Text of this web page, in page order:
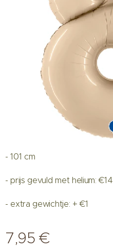
- 101 cm
- prijs gevuld met helium: €14
- extra gewichtje: + €1
7,95 €